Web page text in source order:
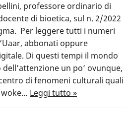
professore ordinario di
di bioetica, sul n. 2/2022
Per leggere tutti i numeri
abbonati oppure
Di questi tempi il mondo
un po’ ovunque,
di fenomeni culturali quali
Leggi tutto »